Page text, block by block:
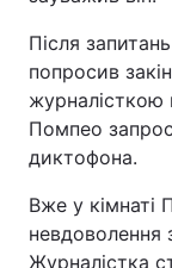
Після
попросив
Помпео
диктофона.
Вже у кімнаті
невдоволення
Журналістка